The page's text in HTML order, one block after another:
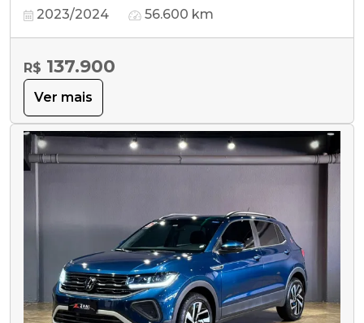
2023/2024 56.600 km
R$ 137.900
Ver mais